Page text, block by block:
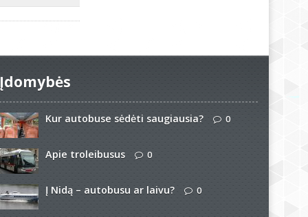
Įdomybės
Kur autobuse sėdėti saugiausia? 0
Apie troleibusus 0
Į Nidą – autobusu ar laivu? 0